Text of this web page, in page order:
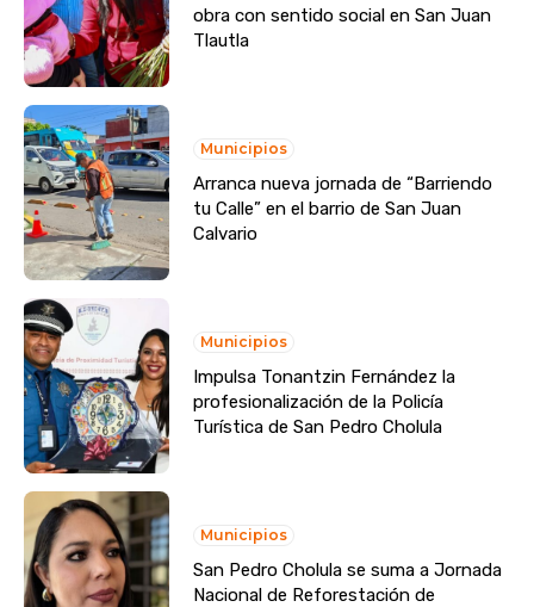
obra con sentido social en San Juan
Tlautla
Municipios
Arranca nueva jornada de “Barriendo
tu Calle” en el barrio de San Juan
Calvario
Municipios
Impulsa Tonantzin Fernández la
profesionalización de la Policía
Turística de San Pedro Cholula
Municipios
San Pedro Cholula se suma a Jornada
Nacional de Reforestación de